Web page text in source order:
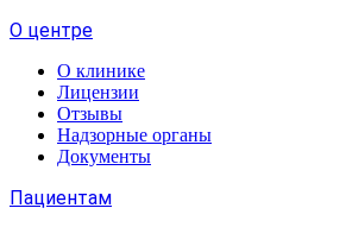
О центре
О клинике
Лицензии
Отзывы
Надзорные органы
Документы
Пациентам